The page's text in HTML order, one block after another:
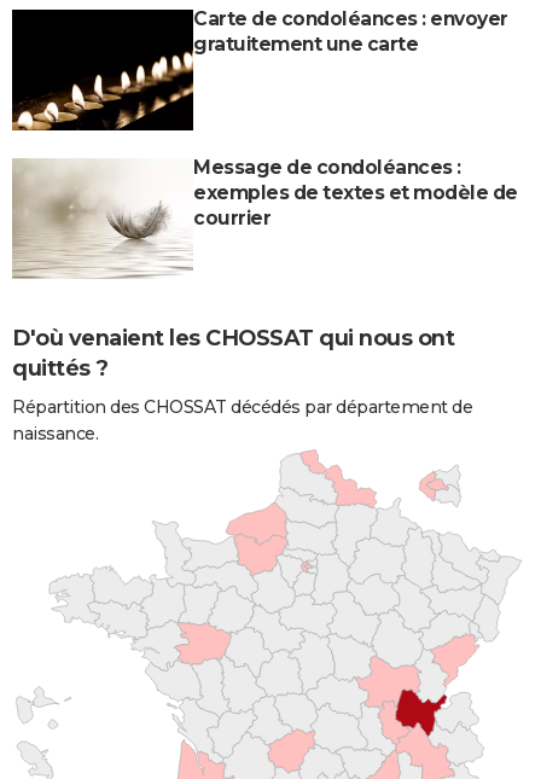
Carte de condoléances : envoyer
gratuitement une carte
Message de condoléances :
exemples de textes et modèle de
courrier
D'où venaient les CHOSSAT qui nous ont
quittés ?
Répartition des CHOSSAT décédés par département de
naissance.